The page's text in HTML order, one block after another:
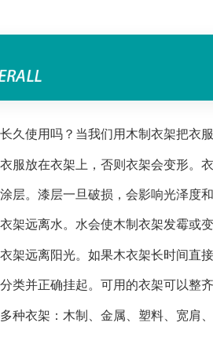
久使用吗？当我们用木制衣架把衣
服放在衣架上，否则衣架会变形。
层。漆层一旦破损，会影响光泽度
架远离水。水会使木制衣架发霉或
架远离阳光。如果木衣架长时间直
类并正确挂起。可用的衣架可以整
种衣架：木制、金属、塑料、宽肩